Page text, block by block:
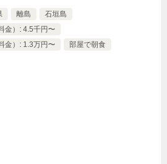
離島
石垣島
金）: 4.5千円〜
金）: 1.3万円〜
部屋で朝食